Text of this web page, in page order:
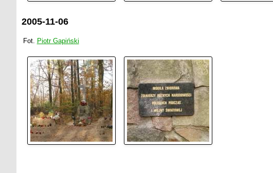
2005-11-06
Fot. Piotr Gapiński